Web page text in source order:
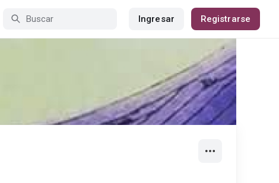
Ingresar Registrarse